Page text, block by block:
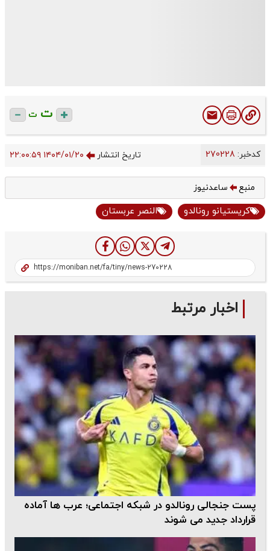
ت ت
کدخبر: تاریخ انتشار ۱۴۰۴/۰۱/۲۰ ۲۲:۰۰:۵۹
منبع ساعدنیوز
کریستیانو رونالدو النصر عربستان
اخبار مرتبط
پست جنجالی رونالدو در شبکه اجتماعی؛ عرب ها آماده
قرارداد جدید می شوند